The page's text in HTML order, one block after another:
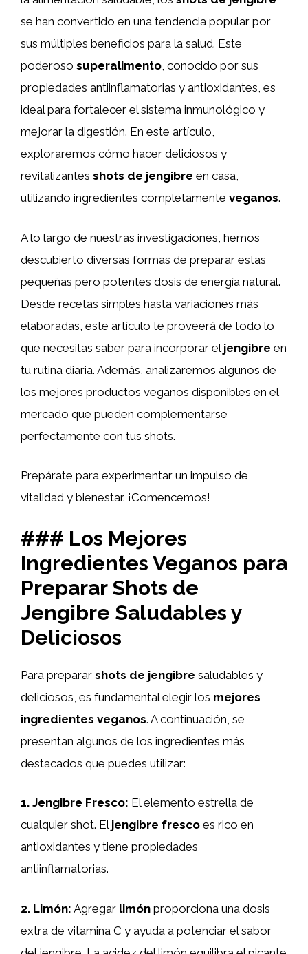
se han convertido en una tendencia popular por
sus múltiples beneficios para la salud. Este
poderoso superalimento, conocido por sus
propiedades antiinflamatorias y antioxidantes, es
ideal para fortalecer el sistema inmunológico y
mejorar la digestión. En este artículo,
exploraremos cómo hacer deliciosos y
revitalizantes shots de jengibre en casa,
utilizando ingredientes completamente veganos.
A lo largo de nuestras investigaciones, hemos
descubierto diversas formas de preparar estas
pequeñas pero potentes dosis de energía natural.
Desde recetas simples hasta variaciones más
elaboradas, este artículo te proveerá de todo lo
que necesitas saber para incorporar el jengibre en
tu rutina diaria. Además, analizaremos algunos de
los mejores productos veganos disponibles en el
mercado que pueden complementarse
perfectamente con tus shots.
Prepárate para experimentar un impulso de
vitalidad y bienestar. ¡Comencemos!
### Los Mejores
Ingredientes Veganos para
Preparar Shots de
Jengibre Saludables y
Deliciosos
Para preparar shots de jengibre saludables y
deliciosos, es fundamental elegir los mejores
ingredientes veganos. A continuación, se
presentan algunos de los ingredientes más
destacados que puedes utilizar:
1. Jengibre Fresco: El elemento estrella de
cualquier shot. El jengibre fresco es rico en
antioxidantes y tiene propiedades
antiinflamatorias.
2. Limón: Agregar limón proporciona una dosis
extra de vitamina C y ayuda a potenciar el sabor